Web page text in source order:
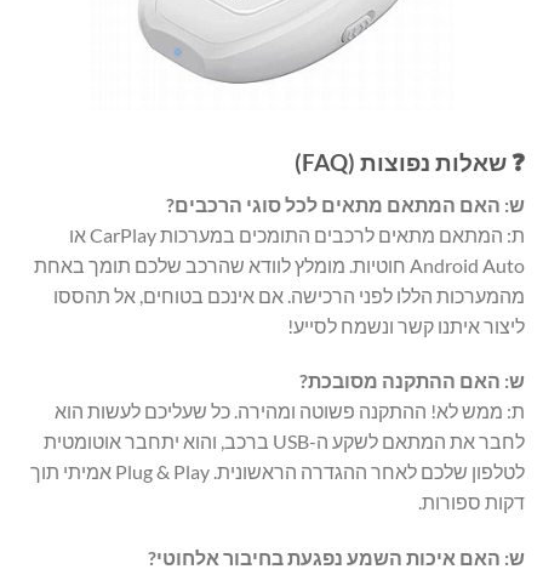
❓ שאלות נפוצות (FAQ)
ש: האם המתאם מתאים לכל סוגי הרכבים?
ת: המתאם מתאים לרכבים התומכים במערכות CarPlay או
Android Auto חוטיות. מומלץ לוודא שהרכב שלכם תומך באחת
מהמערכות הללו לפני הרכישה. אם אינכם בטוחים, אל תהססו
ליצור איתנו קשר ונשמח לסייע!
ש: האם ההתקנה מסובכת?
ת: ממש לא! ההתקנה פשוטה ומהירה. כל שעליכם לעשות הוא
לחבר את המתאם לשקע ה-USB ברכב, והוא יתחבר אוטומטית
לטלפון שלכם לאחר ההגדרה הראשונית. Plug & Play אמיתי תוך
דקות ספורות.
ש: האם איכות השמע נפגעת בחיבור אלחוטי?